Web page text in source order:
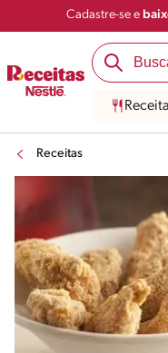
Cadastre-se e
Receitas
Salvar